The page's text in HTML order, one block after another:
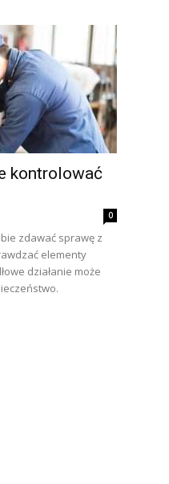
kontrolować
0
zdawać sprawę z
elementy
działanie może